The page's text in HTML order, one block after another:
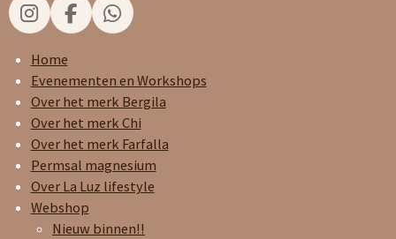
I
n
s
t
a
g
r
a
m
F
a
e
b
o
o
k
W
h
t
s
A
p
p
Home
Evenementen en Workshops
Over het merk Bergila
Over het merk Chi
Over het merk Farfalla
Permsal magnesium
Over La Luz lifestyle
Webshop
Nieuw binnen!!